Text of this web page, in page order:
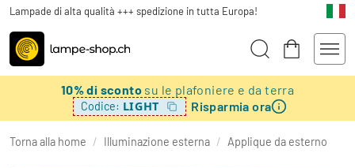
Lampade di alta qualità +++ spedizione in tutta Europa!
10% di sconto su le plafoniere e da terra
Codice: LIGHT Risparmia ora
Torna alla home / Illuminazione esterna / Applique da esterno